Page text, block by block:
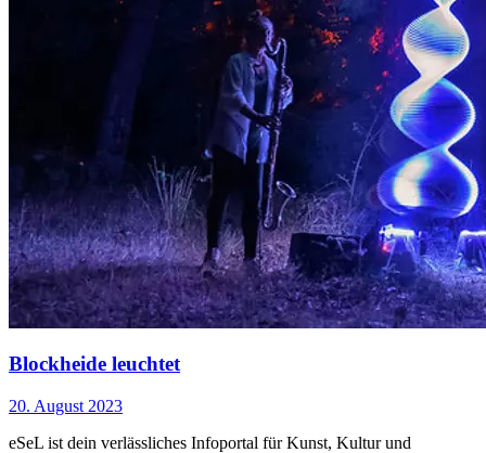
Blockheide leuchtet
20. August 2023
eSeL ist dein verlässliches Infoportal für Kunst, Kultur und